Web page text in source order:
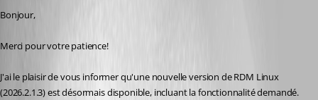
Bonjour,
Merci pour votre patience!
J'ai le plaisir de vous informer qu'une nouvelle version de RDM Linux
(2026.2.1.3) est désormais disponible, incluant la fonctionnalité demandé.